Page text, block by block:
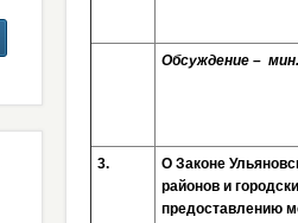
Обсуждение –
3.
О Законе
районов и
предоставлению